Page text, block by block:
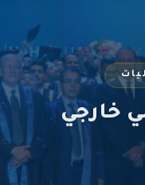
خارجي